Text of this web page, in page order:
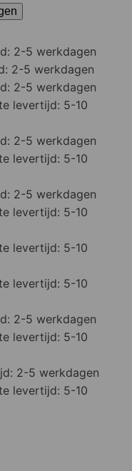
2-5 werkdagen
2-5 werkdagen
2-5 werkdagen
levertijd: 5-10
2-5 werkdagen
levertijd: 5-10
2-5 werkdagen
levertijd: 5-10
levertijd: 5-10
levertijd: 5-10
2-5 werkdagen
levertijd: 5-10
2-5 werkdagen
levertijd: 5-10